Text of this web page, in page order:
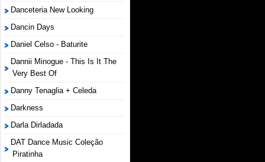
Danceteria New Looking
Dancin Days
Daniel Celso - Baturite
Dannii Minogue - This Is It The
Very Best Of
Danny Tenaglia + Celeda
Darkness
Darla Dirladada
DAT Dance Music Coleção
Piratinha